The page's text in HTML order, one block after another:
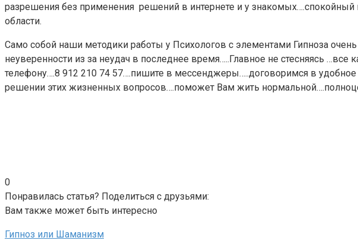
разрешения без применения решений в интернете и у
области.
Само собой наши методики работы у Психологов с элементами Гипноза
неуверенности из за неудач в последнее время…..Главное не стесняясь …все
телефону….8 912 210 74 57….пишите в мессенджеры…..договоримся в
решении этих жизненных вопросов….поможет Вам жить
0
Понравилась статья? Поделиться с друзьями:
Вам также может быть интересно
Гипноз или Шаманизм